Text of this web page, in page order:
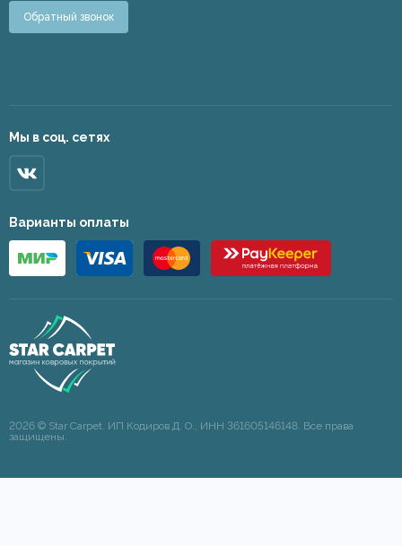
Обратный звонок
Мы в соц. сетях
Варианты оплаты
2026 © Star Carpet. ИП Кодиров Д. О., ИНН 361605146148. Все права
защищены.